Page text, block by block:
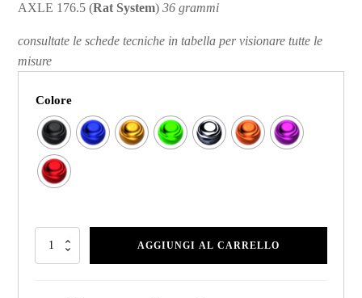
AXLE 176.5 (Rat System) 36 grammi
consultate le schede tecniche in tabella per visionare tutte le
misure
Colore
AGGIUNGI AL CARRELLO